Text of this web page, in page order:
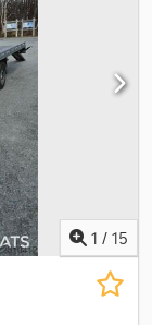
1 / 15